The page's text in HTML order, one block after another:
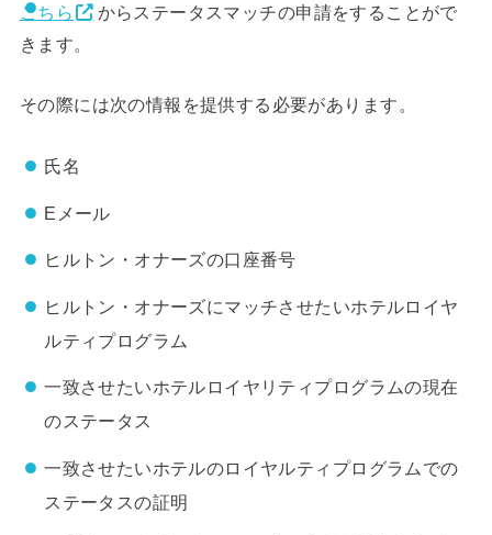
こちら
からステータスマッチの申請をすることがで
きます。
その際には次の情報を提供する必要があります。
氏名
Eメール
ヒルトン・オナーズの口座番号
ヒルトン・オナーズにマッチさせたいホテルロイヤ
ルティプログラム
一致させたいホテルロイヤリティプログラムの現在
のステータス
一致させたいホテルのロイヤルティプログラムでの
ステータスの証明